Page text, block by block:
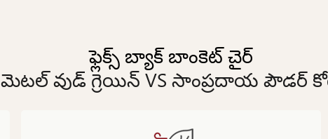
ఫ్లెక్స్ బ్యాక్ బాంకెట్ చైర్
మెటల్ వుడ్ గ్రెయిన్ VS సాంప్రదాయ పౌడర్